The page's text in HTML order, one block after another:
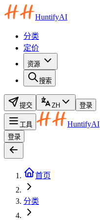
HuntifyAI
分类
定价
资源
搜索
提交 ZH 登录
工具 HuntifyAI
登录
首页
分类